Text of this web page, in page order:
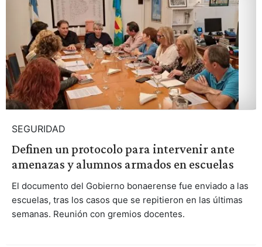
SEGURIDAD
Definen un protocolo para intervenir ante
amenazas y alumnos armados en escuelas
El documento del Gobierno bonaerense fue enviado a las
escuelas, tras los casos que se repitieron en las últimas
semanas. Reunión con gremios docentes.